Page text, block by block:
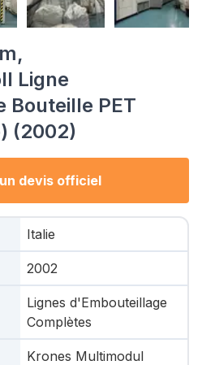
Ligne
Bouteille PET
(2002)
devis officiel
Italie
2002
Lignes d'Embouteillage
Complètes
Krones Multimodul